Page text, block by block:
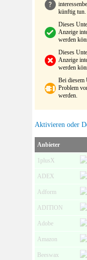
künftig tun.
Dieses
Anzeige
werden
Dieses
Anzeige
werden
Bei diesem
Problem
werden.